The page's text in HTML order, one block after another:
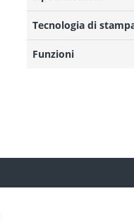
Tecnologia di
Funzioni